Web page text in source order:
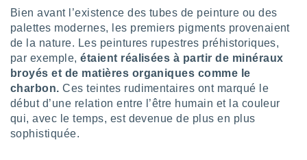
»,
au
vous
de
ou
de
Bien avant l’existence des tubes de peinture ou des
palettes modernes, les premiers pigments provenaient
de la nature. Les peintures rupestres préhistoriques,
par exemple,étaient réalisées à partir de minéraux
broyés et de matières organiques comme le
charbon.Ces teintes rudimentaires ont marqué le
début d’une relation entre l’être humain et la couleur
qui, avec le temps, est devenue de plus en plus
sophistiquée.